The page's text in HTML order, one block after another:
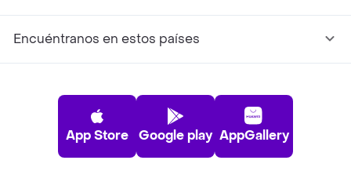
Encuéntranos en estos países
App Store Google play AppGallery